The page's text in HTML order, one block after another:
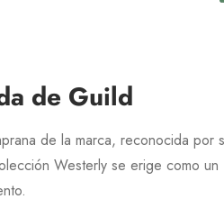
de Guild
de la marca, reconocida
Westerly se erige como